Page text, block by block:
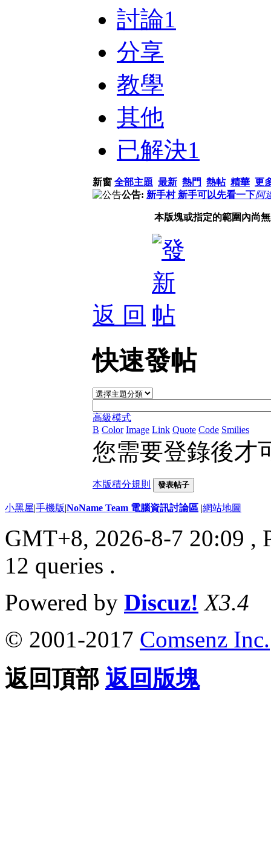
討論1
分享
教學
其他
已解決1
新窗 全部主題 最新 熱門 熱帖 精華 更
公告: 新手村 新手可以先看一下阿
本版塊或指定的範圍內尚
返 回
快速發帖
高級模式
B Color Image Link Quote Code Smilies
您需要登錄後才
本版積分規則 發表帖子
小黑屋|手機版|NoName Team 電腦資訊討論區 |網站地圖
GMT+8, 2026-8-7 20:09 ,
12 queries .
Powered by Discuz! X3.4
© 2001-2017 Comsenz Inc.
返回頂部 返回版塊